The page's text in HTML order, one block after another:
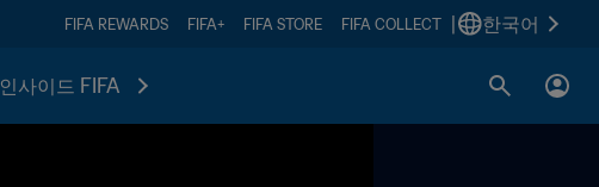
FIFA REWARDS FIFA+ FIFA STORE FIFA COLLECT 한국어
인사이드 FIFA